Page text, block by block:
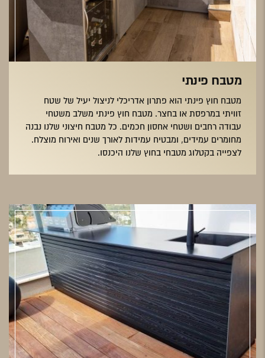
מטבח פינתי
מטבח חוץ פינתי הוא פתרון אדריכלי לניצול יעיל של שטח
זוויתי במרפסת או בחצר. מטבח חוץ פינתי משלב משטחי
עבודה רחבים ושטחי אחסון חכמים. כל מטבח חיצוני שלנו נבנה
מחומרים עמידים, ומבטיח עמידות לאורך שנים ואירוח מוצלח.
לצפייה בקטלוג מטבחי בחוץ שלנו היכנסו.